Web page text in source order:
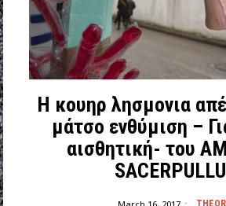
Η κουηρ λησμονια
μάτσο ενθύμιση –
αισθητική- του